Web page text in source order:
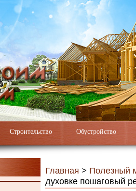
Строительство Обустройство
Главная > Полезный
духовке пошаговый